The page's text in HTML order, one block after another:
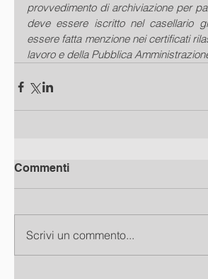
provvedimento di archiviazione per
deve essere iscritto nel casellario
essere fatta menzione nei certificati
lavoro e della Pubblica
Commenti
Scrivi un commento...